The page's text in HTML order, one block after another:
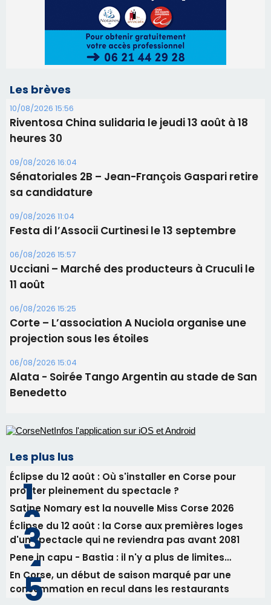
Les brèves
10/08/2026 15:56
Riventosa China sulidaria le jeudi 13 août à 18
heures 30
09/08/2026 16:04
Sénatoriales 2B – Jean-François Gaspari retire
sa candidature
09/08/2026 11:04
Festa di l’Associi Curtinesi le 13 septembre
06/08/2026 15:57
Ucciani – Marché des producteurs à Cruculi le
11 août
06/08/2026 15:25
Corte – L’association A Nuciola organise une
projection sous les étoiles
06/08/2026 15:04
Alata - Soirée Tango Argentin au stade de San
Benedetto
Les plus lus
Éclipse du 12 août : Où s'installer en Corse pour
profiter pleinement du spectacle ?
Satine Nomary est la nouvelle Miss Corse 2026
Éclipse du 12 août : la Corse aux premières loges
d'un spectacle qui ne reviendra pas avant 2081
Pene in capu - Bastia : il n'y a plus de limites…
En Corse, un début de saison marqué par une
consommation en recul dans les restaurants